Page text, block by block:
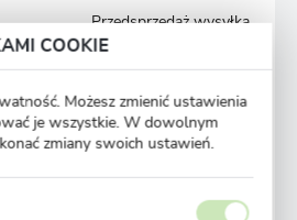
Przedsprzedaż wysyłka
od 1 września
-32% 9,19 zł
COOKIE
Możesz zmienić ustawienia
je wszystkie. W dowolnym
zmiany swoich ustawień.